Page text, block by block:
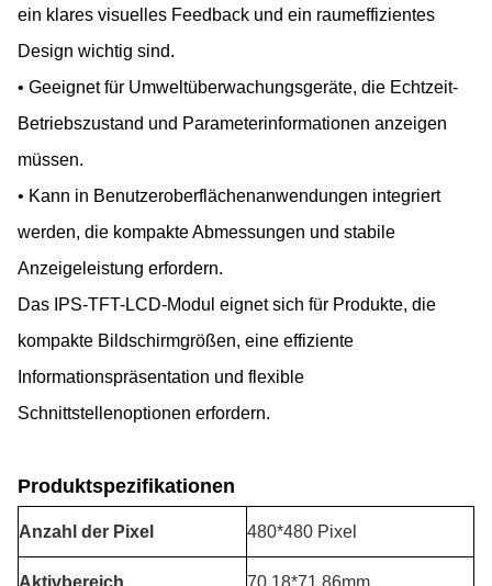
ein klares visuelles Feedback und ein raumeffizientes
Design wichtig sind.
• Geeignet für Umweltüberwachungsgeräte, die Echtzeit-
Betriebszustand und Parameterinformationen anzeigen
müssen.
• Kann in Benutzeroberflächenanwendungen integriert
werden, die kompakte Abmessungen und stabile
Anzeigeleistung erfordern.
Das IPS-TFT-LCD-Modul eignet sich für Produkte, die
kompakte Bildschirmgrößen, eine effiziente
Informationspräsentation und flexible
Schnittstellenoptionen erfordern.
Produktspezifikationen
Anzahl der Pixel 480*480 Pixel
Aktivbereich 70.18*71.86mm